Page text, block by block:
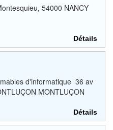
54000 NANCY
Détails
d'informatique 36 av
MONTLUÇON
Détails